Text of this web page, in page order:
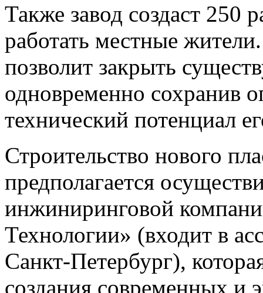
Также завод создаст 250
работать местные
позволит закрыть
одновременно сохранив
технический потенциал
Строительство нового
предполагается
инжиниринговой
Технологии» (входит в
Санкт-Петербург),
создания современных и